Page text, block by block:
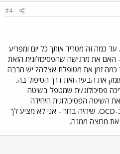
#4
זה באמת נשמע כמו OCD. עד כמה זה מטריד אותך כל יום ומפריע
את מרגישה שהפסיכולוגית הזאת
כמה זמן את מטופלת אצלה? יש הרבה
את הבעיה ואת דרך הטיפול בה.
פסיכולוג/ית שמטפל בשיטה
השיטה הפסיכולוגית היחידה
שנחשבת ליעילה לטיפול ב-OCD. שיהיה ברור - אני לא מציע לך
את מרוצה ממנה.